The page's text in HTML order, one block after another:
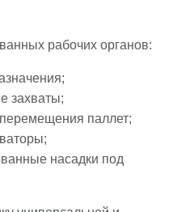
рабочих органов:
захваты;
паллет;
насадки под